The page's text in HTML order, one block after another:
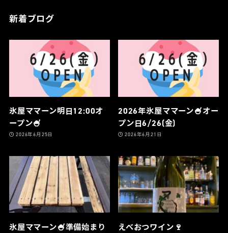
新着ブログ
氷屋ママーン明日12:00オ
ープン🍧
2026年6月25日
2026年氷屋ママーン🍧オー
プン日6/26(金)
2026年6月21日
氷屋ママーン🍧準備始まり えべおつワイン🍷